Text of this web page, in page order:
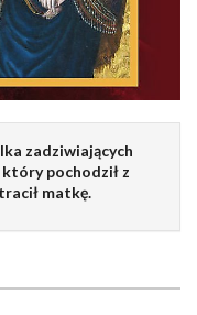
zadziwiających
pochodził z
matkę.